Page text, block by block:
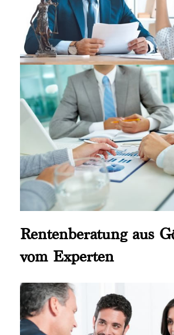
Rentenberatung aus
vom Experten